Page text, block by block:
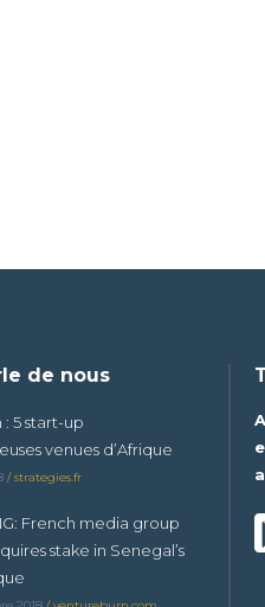
de nous
: 5 start-up
venues d’Afrique
/strategies.fr
French media group
stake in Senegal’s